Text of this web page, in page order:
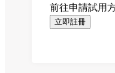
前往申請試用
立即註冊